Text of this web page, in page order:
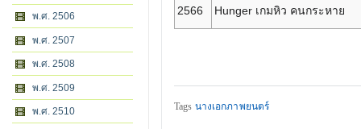
พ.ศ. 2506
พ.ศ. 2507
พ.ศ. 2508
พ.ศ. 2509
พ.ศ. 2510
2566 Hunger เกมหิว คนกระหาย
Tags นางเอกภาพยนตร์